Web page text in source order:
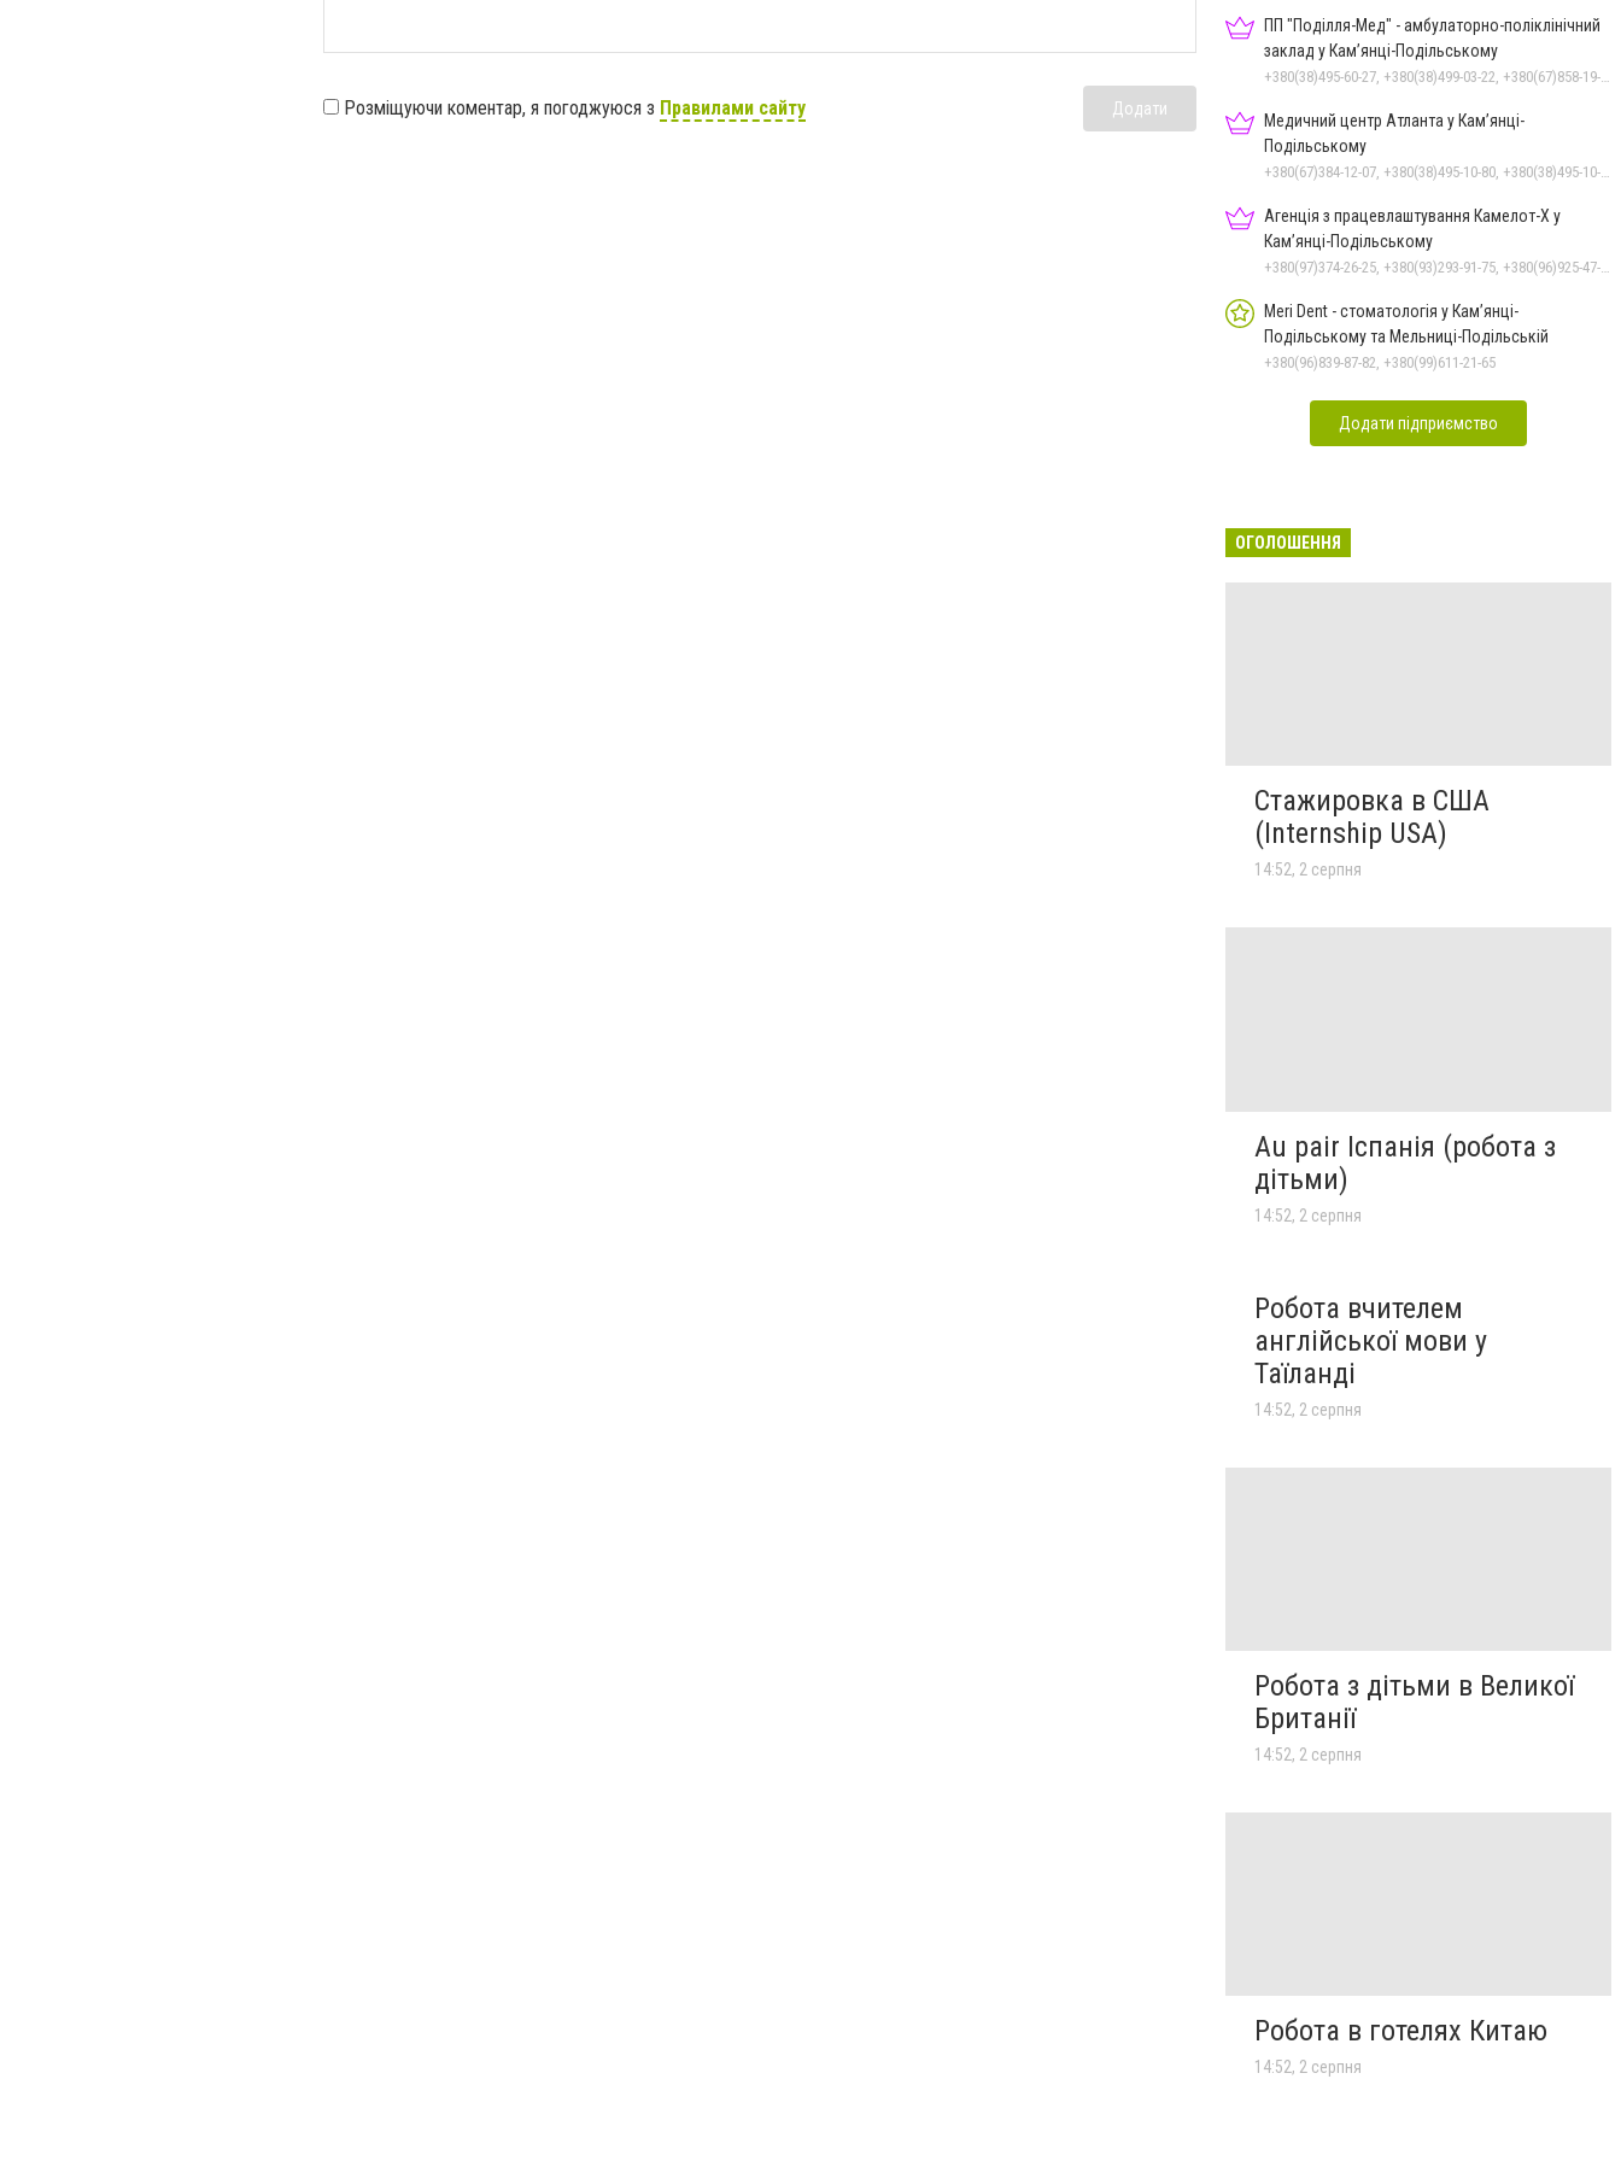
Розміщуючи коментар, я погоджуюся з Правилами сайту Додати
ПП "Поділля-Мед" - амбулаторно-поліклінічний
заклад у Кам’янці-Подільському
+380(38)495-60-27, +380(38)499-03-22, +380(67)858-19-75
Медичний центр Атланта у Кам’янці-
Подільському
+380(67)384-12-07, +380(38)495-10-80, +380(38)495-10-70
Агенція з працевлаштування Камелот-Х у
Кам’янці-Подільському
+380(97)374-26-25, +380(93)293-91-75, +380(96)925-47-71, +380(73)327-54-83
Meri Dent - стоматологія у Кам’янці-
Подільському та Мельниці-Подільській
+380(96)839-87-82, +380(99)611-21-65
Додати підприємство
ОГОЛОШЕННЯ
Стажировка в США
(Internship USA)
14:52, 2 серпня
Au pair Іспанія (робота з
дітьми)
14:52, 2 серпня
Робота вчителем
англійської мови у
Таїланді
14:52, 2 серпня
Робота з дітьми в Великої
Британії
14:52, 2 серпня
Робота в готелях Китаю
14:52, 2 серпня